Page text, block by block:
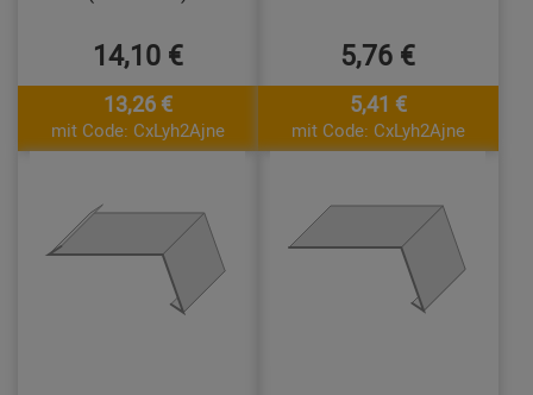
14,10 €
13,26 €
mit Code: CxLyh2Ajne
5,76 €
5,41 €
mit Code: CxLyh2Ajne